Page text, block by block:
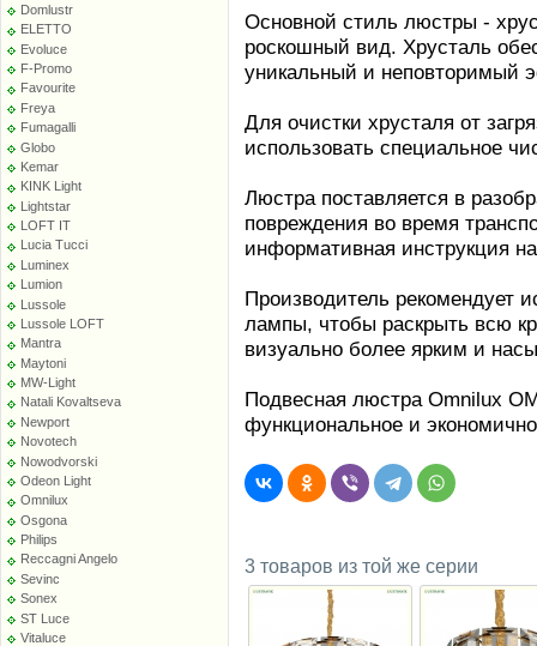
Domlustr
ELETTO
Evoluce
F-Promo
Favourite
Freya
Fumagalli
Globo
Kemar
KINK Light
Lightstar
LOFT IT
Lucia Tucci
Luminex
Lumion
Lussole
Lussole LOFT
Mantra
Maytoni
MW-Light
Natali Kovaltseva
Newport
Novotech
Nowodvorski
Odeon Light
Omnilux
Osgona
Philips
Reccagni Angelo
Sevinc
Sonex
ST Luce
Vitaluce
Основной стиль люстры -
роскошный вид. Хрусталь
уникальный и неповторимый
Для очистки хрусталя от
использовать специальное
Люстра поставляется в
повреждения во время
информативная инструкция
Производитель рекомендует
лампы, чтобы раскрыть всю
визуально более ярким и
Подвесная люстра Omnilux
функциональное и
3 товаров из той же серии